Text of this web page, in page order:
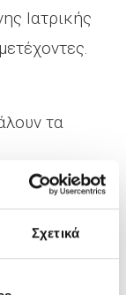
Σχετικά
Ιατρικής
τα
ή
να
6074200